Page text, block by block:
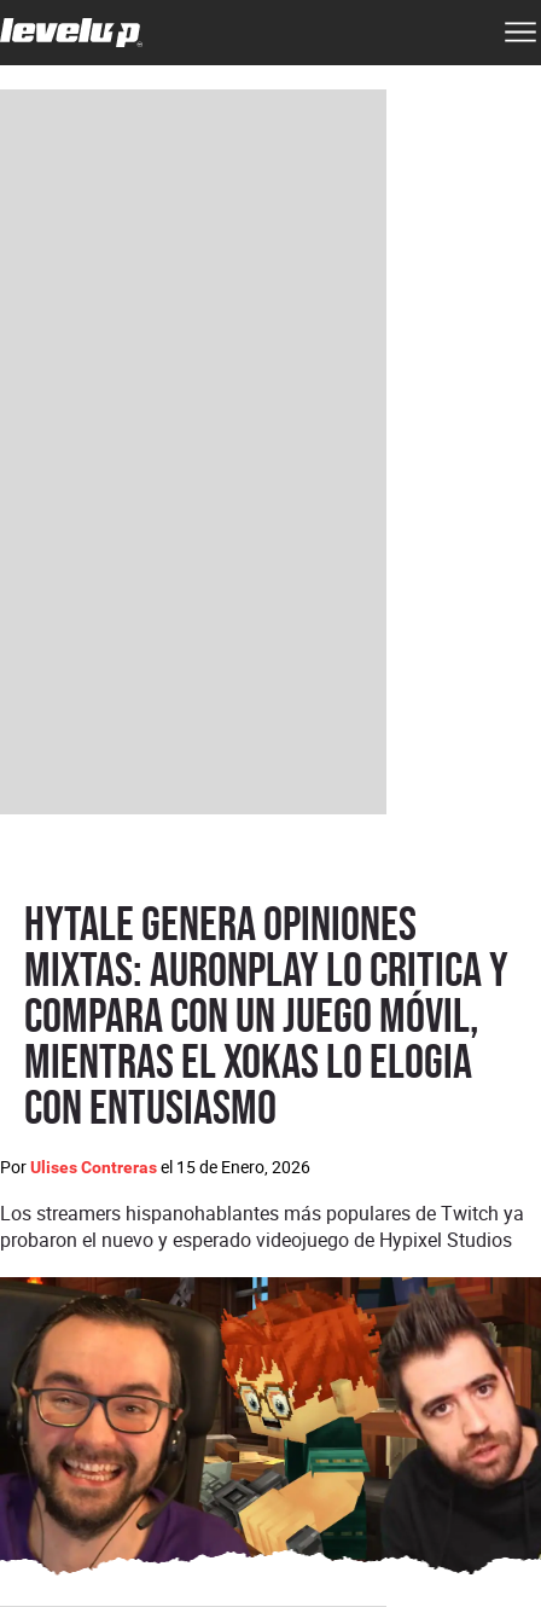
Hytale genera opiniones
mixtas: Auronplay lo critica y
compara con un juego móvil,
mientras el Xokas lo elogia
con entusiasmo
PorUlises Contrerasel 15 de Enero, 2026
Los streamers hispanohablantes más populares de Twitch ya
probaron el nuevo y esperado videojuego de Hypixel Studios